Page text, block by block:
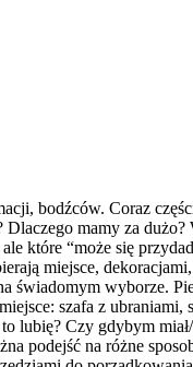
bodźców. Coraz
mamy za dużo?
które “może się
miejsce,
świadomym wyborze.
szafa z ubraniami,
lubię? Czy gdybym
podejść na różne